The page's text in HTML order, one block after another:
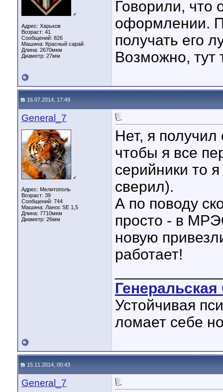
♂
Адрес: Харьков
Возраст: 41
Сообщений: 826
Машина: Красный сарай
Длина: 2670мкм
Диаметр: 27мм
Говорили, что
оформлении.
получать его
Возможно, тут
16.07.2014, 17:49
General_7
♂
Адрес: Мелитополь
Возраст: 39
Сообщений: 744
Машина: Ланос SE 1,5
Длина: 7710мкм
Диаметр: 26мм
Нет, я получил
чтобы я все
серийники то
сверил).
А по поводу
просто - в
новую
работает!
Устойчивая
ломает себе
15.11.2014, 00:43
General_7